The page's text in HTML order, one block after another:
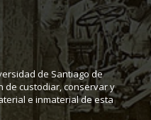
de Santiago de
de custodiar, conservar y
e inmaterial de esta